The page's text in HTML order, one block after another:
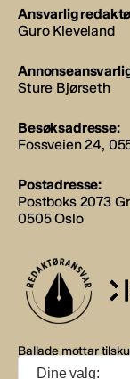
Ansvarlig
Guro Kleveland
Sture Bjørseth
Besøksadresse:
Fossveien 24,
Postadresse:
Postboks 2073
0505 Oslo
Ballade mottar
støtte fra eierne
Dine valg: